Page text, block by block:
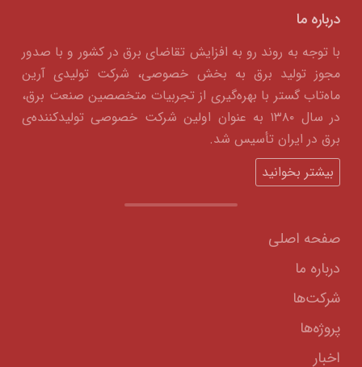
درباره ما
با توجه به روند رو به افزایش تقاضای برق در کشور و با صدور
مجوز تولید برق به بخش خصوصی، شرکت تولیدی آرین
ماه‌تاب گستر با بهره‌گیری از تجربیات متخصصین صنعت برق،
در سال ۱۳۸۰ به عنوان اولین شرکت خصوصی تولیدکننده‌ی
برق در ایران تأسیس شد.
بیشتر بخوانید
صفحه اصلی
درباره ما
شرکت‌ها
پروژه‌ها
اخبار